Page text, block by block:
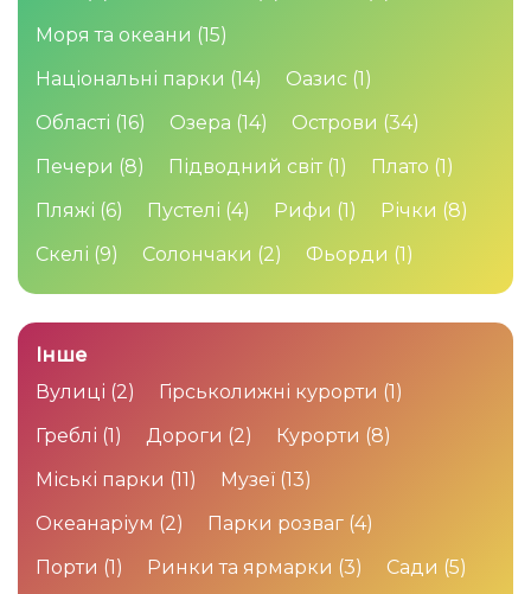
Моря та океани (15)
Національні парки (14) Оазис (1)
Області (16) Озера (14) Острови (34)
Печери (8) Підводний світ (1) Плато (1)
Пляжі (6) Пустелі (4) Рифи (1) Річки (8)
Скелі (9) Солончаки (2) Фьорди (1)
Інше
Вулиці (2) Гірськолижні курорти (1)
Греблі (1) Дороги (2) Курорти (8)
Міські парки (11) Музеї (13)
Океанаріум (2) Парки розваг (4)
Порти (1) Ринки та ярмарки (3) Сади (5)